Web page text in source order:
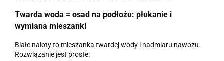
Twarda woda = osad na podłożu: płukanie i
wymiana mieszanki
Białe naloty to mieszanka twardej wody i nadmiaru nawozu.
Rozwiązanie jest proste: